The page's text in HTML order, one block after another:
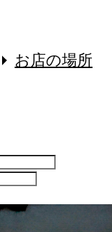
お店の場所
ことはありま